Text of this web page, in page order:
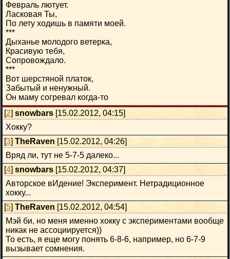
Февраль лютует.
Ласковая Ты,
По лету ходишь в памяти моей.
***
Дыханье молодого ветерка,
Красивую тебя,
Сопровождало.
***
Вот шерстяной платок,
Забытый и ненужный.
Он маму согревал когда-то
[2] snowbars [15.02.2012, 04:15]
Хокку?
[3] TheRaven [15.02.2012, 04:26]
Вряд ли, тут не 5-7-5 далеко...
[4] snowbars [15.02.2012, 04:37]
Авторское вИдение! Эксперимент. Нетрадиционное
хокку...
[5] TheRaven [15.02.2012, 04:54]
Мэй би, но меня именно хокку с экспериментами вообще
никак не ассоциируется))
То есть, я еще могу понять 6-8-6, например, но 6-7-9
вызывает сомнения.